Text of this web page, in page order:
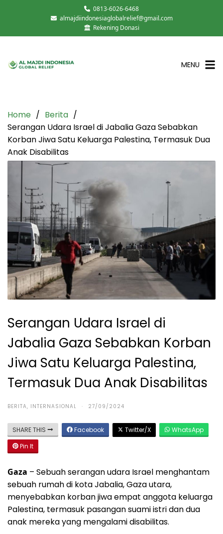
0813-6026-6468
almajdiindonesiaglobalrelief@gmail.com
Rekening Donasi
MENU
Home
Berita
Serangan Udara Israel di Jabalia Gaza Sebabkan
Korban Jiwa Satu Keluarga Palestina, Termasuk Dua
Anak Disabilitas
Serangan Udara Israel di
Jabalia Gaza Sebabkan Korban
Jiwa Satu Keluarga Palestina,
Termasuk Dua Anak Disabilitas
BERITA, INTERNASIONAL · 27/09/2024
SHARE THIS Facebook Twitter/X
WhatsApp
Pin It
Gaza – Sebuah serangan udara Israel menghantam
sebuah rumah di kota Jabalia, Gaza utara,
menyebabkan korban jiwa empat anggota keluarga
Palestina, termasuk pasangan suami istri dan dua
anak mereka yang mengalami disabilitas.